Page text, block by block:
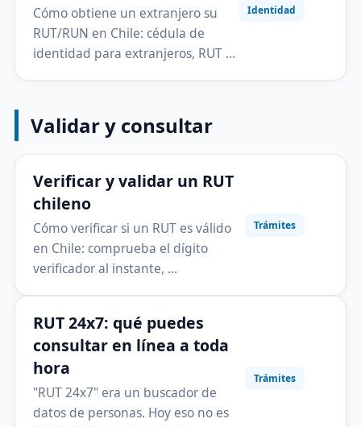
Cómo obtiene un extranjero su
RUT/RUN en Chile: cédula de
identidad para extranjeros, RUT …
Identidad
Validar y consultar
Verificar y validar un RUT
chileno
Cómo verificar si un RUT es válido
en Chile: comprueba el dígito
verificador al instante, …
Trámites
RUT 24x7: qué puedes
consultar en línea a toda
hora
"RUT 24x7" era un buscador de
datos de personas. Hoy eso no es
Trámites